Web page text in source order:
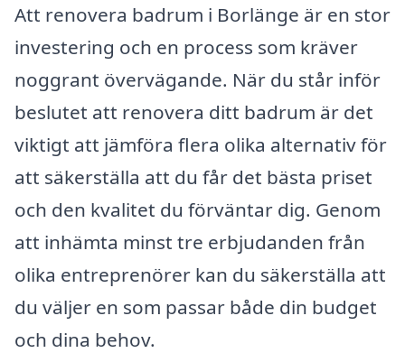
Att renovera badrum i Borlänge är en stor
investering och en process som kräver
noggrant övervägande. När du står inför
beslutet att renovera ditt badrum är det
viktigt att jämföra flera olika alternativ för
att säkerställa att du får det bästa priset
och den kvalitet du förväntar dig. Genom
att inhämta minst tre erbjudanden från
olika entreprenörer kan du säkerställa att
du väljer en som passar både din budget
och dina behov.